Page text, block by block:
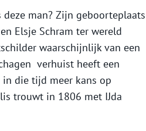
man? Zijn geboorteplaats
Elsje Schram ter wereld
waarschijnlijk van een
verhuist heeft een
in die tijd meer kans op
trouwt in 1806 met IJda